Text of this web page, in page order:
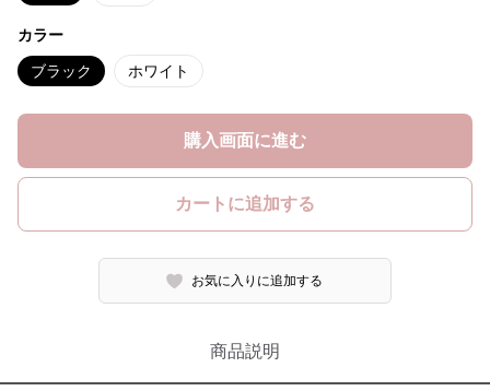
カラー
ブラック ホワイト
購入画面に進む
カートに追加する
お気に入りに追加する
商品説明